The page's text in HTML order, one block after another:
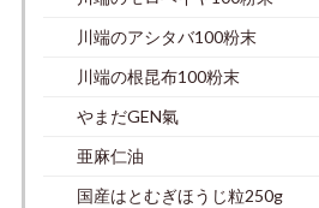
川端のアシタバ100粉末
川端の根昆布100粉末
やまだGEN氣
亜麻仁油
国産はとむぎほうじ粒250g